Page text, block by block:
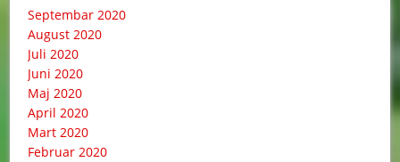
Septembar 2020
August 2020
Juli 2020
Juni 2020
Maj 2020
April 2020
Mart 2020
Februar 2020